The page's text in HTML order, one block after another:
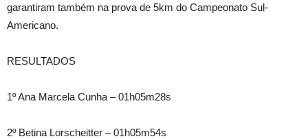
garantiram também na prova de 5km do Campeonato Sul-
Americano.
RESULTADOS
1º Ana Marcela Cunha – 01h05m28s
2º Betina Lorscheitter – 01h05m54s